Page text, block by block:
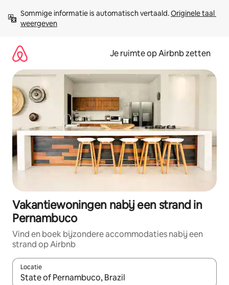
direct
naar
Sommige informatie is automatisch vertaald. Originele taal
weergeven
Je ruimte op Airbnb zetten
Vakantiewoningen nabij een strand in
Pernambuco
Vind en boek bijzondere accommodaties nabij een
strand op Airbnb
Locatie
Wanneer er suggesties beschikbaar zijn, maak je een keuze